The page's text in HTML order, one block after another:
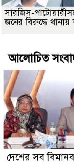
সারজিস-
জনের বিরুদ্ধে
আলোচিত
দেশের সব